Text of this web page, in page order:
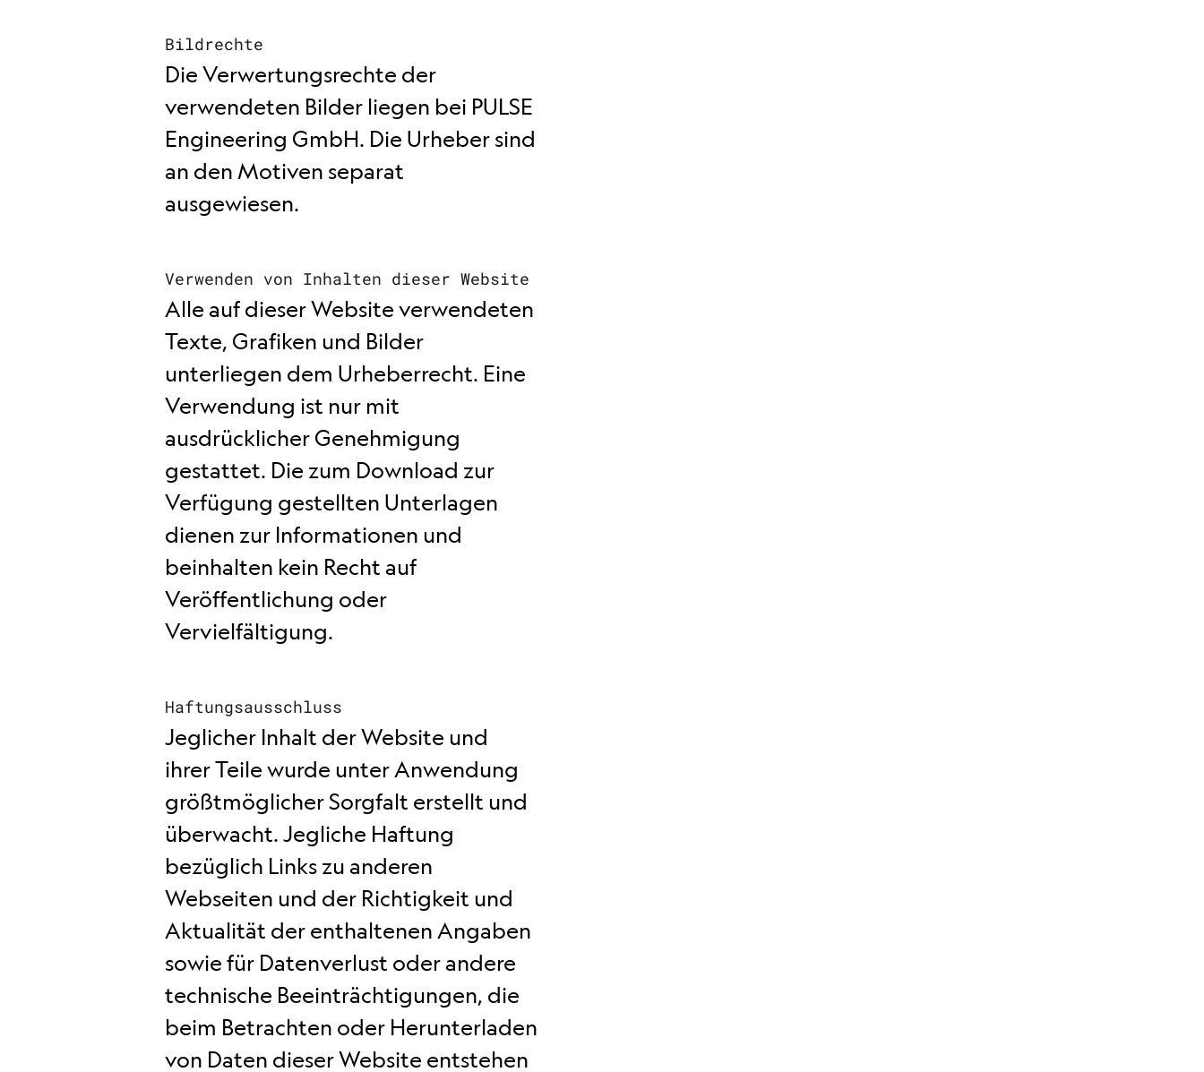
Bildrechte
Die Verwertungsrechte der
verwendeten Bilder liegen bei PULSE
Engineering GmbH. Die Urheber sind
an den Motiven separat
ausgewiesen.
Verwenden von Inhalten dieser Website
Alle auf dieser Website verwendeten
Texte, Grafiken und Bilder
unterliegen dem Urheberrecht. Eine
Verwendung ist nur mit
ausdrücklicher Genehmigung
gestattet. Die zum Download zur
Verfügung gestellten Unterlagen
dienen zur Informationen und
beinhalten kein Recht auf
Veröffentlichung oder
Vervielfältigung.
Haftungsausschluss
Jeglicher Inhalt der Website und
ihrer Teile wurde unter Anwendung
größtmöglicher Sorgfalt erstellt und
überwacht. Jegliche Haftung
bezüglich Links zu anderen
Webseiten und der Richtigkeit und
Aktualität der enthaltenen Angaben
sowie für Datenverlust oder andere
technische Beeinträchtigungen, die
beim Betrachten oder Herunterladen
von Daten dieser Website entstehen